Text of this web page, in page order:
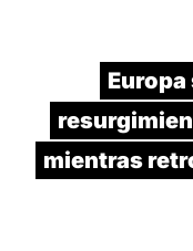
Europa
mientras